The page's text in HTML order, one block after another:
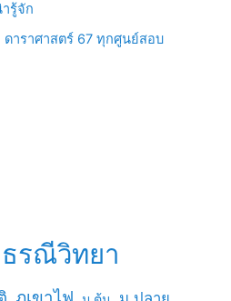
รู้จัก
าราศาสตร์ 67 ทุกศูนย์สอบ
ธรณีวิทยา